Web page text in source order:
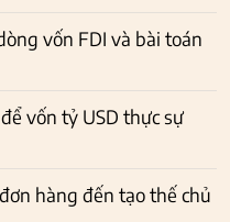
vốn FDI và bài toán
vốn tỷ USD thực sự
hàng đến tạo thế chủ